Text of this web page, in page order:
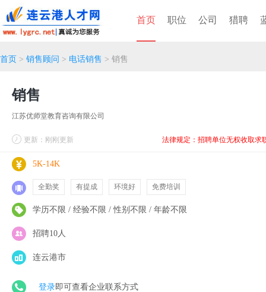
首页 职位 公司 猎聘
首页 > 销售顾问 > 电话销售 > 销售
销售
江苏优师堂教育咨询有限公司
更新：刚刚更新 法律规定：招聘单位无权收取求
5K-14K
全勤奖 有提成 环境好 免费培训
学历不限 / 经验不限 / 性别不限 / 年龄不限
招聘10人
连云港市
登录即可查看企业联系方式